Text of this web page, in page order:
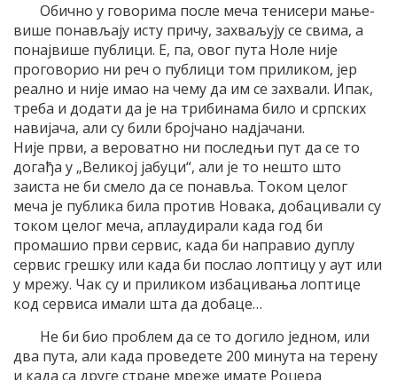
Обично у говорима после меча тенисери мање-
више понављају исту причу, захваљују се свима, а
понајвише публици. Е, па, овог пута Ноле није
проговорио ни реч о публици том приликом, јер
реално и није имао на чему да им се захвали. Ипак,
треба и додати да је на трибинама било и српских
навијача, али су били бројчано надјачани.
Није први, а вероватно ни последњи пут да се то
догађа у „Великој јабуци“, али је то нешто што
заиста не би смело да се понавља. Током целог
меча је публика била против Новака, добацивали су
током целог меча, аплаудирали када год би
промашио први сервис, када би направио дуплу
сервис грешку или када би послао лоптицу у аут или
у мрежу. Чак су и приликом избацивања лоптице
код сервиса имали шта да добаце…
Не би био проблем да се то догило једном, или
два пута, али када проведете 200 минута на терену
и када са друге стране мреже имате Роџера